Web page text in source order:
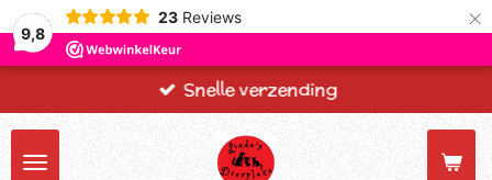
9,8
23 Reviews ×
Snelle verzending